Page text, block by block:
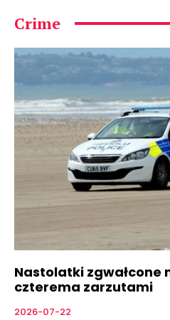
Crime
Nastolatki zgwałcone
czterema zarzutami
2026-07-22